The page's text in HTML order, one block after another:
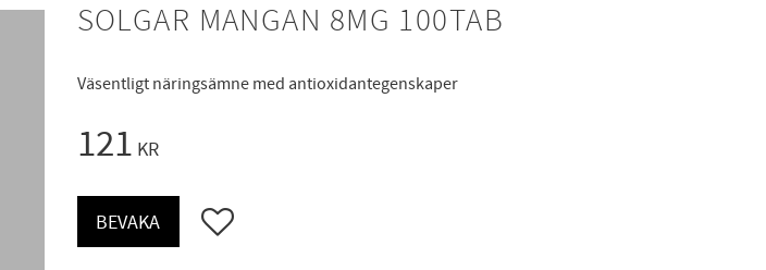
SOLGAR MANGAN 8MG 100TAB
Väsentligt näringsämne med antioxidantegenskaper
121 KR
Lägg till i favoriter
BEVAKA